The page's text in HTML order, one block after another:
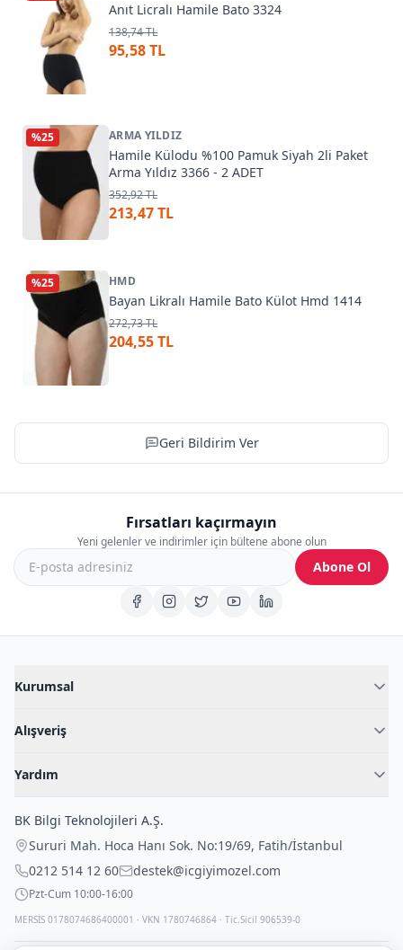
Anıt Licralı Hamile Bato 3324
138,74 TL
95,58 TL
%25 ARMA YILDIZ
Hamile Külodu %100 Pamuk Siyah 2li Paket
Arma Yıldız 3366 - 2 ADET
352,92 TL
213,47 TL
%25 HMD
Bayan Likralı Hamile Bato Külot Hmd 1414
272,73 TL
204,55 TL
Geri Bildirim Ver
Fırsatları kaçırmayın
Yeni gelenler ve indirimler için bültene abone olun
Abone Ol
Kurumsal
Blog
İç Giyim Rehberi
Alışveriş
Fantazi İç Giyim
Çocuk İç Giyim
Outlet Fırsatları
Yardım
İade Politikası
Gizli Paketleme
BK Bilgi Teknolojileri A.Ş.
Sururi Mah. Hoca Hanı Sok. No:19/69, Fatih/İstanbul
0212 514 12 60
destek@icgiyimozel.com
Pzt-Cum 10:00-16:00
MERSİS 0178074686400001 · VKN 1780746864 · Tic.Sicil 906539-0